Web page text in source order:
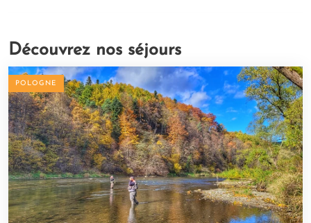
Découvrez nos séjours
POLOGNE